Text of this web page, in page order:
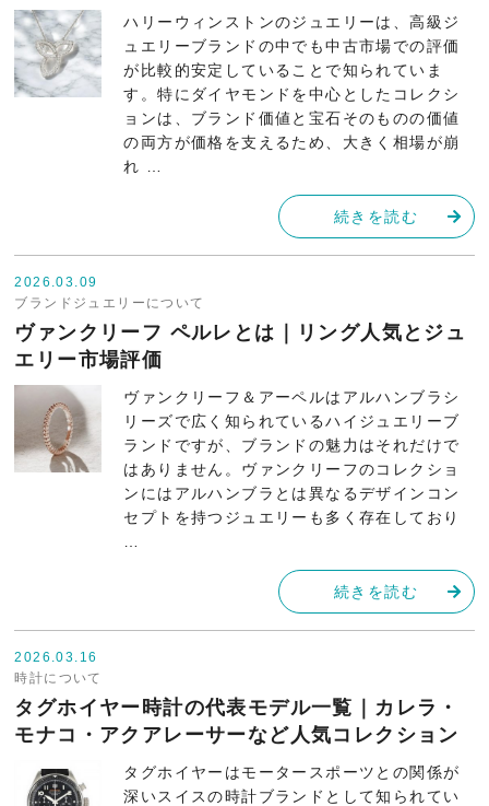
ハリーウィンストンのジュエリーは、高級ジ
ュエリーブランドの中でも中古市場での評価
が比較的安定していることで知られていま
す。特にダイヤモンドを中心としたコレクシ
ョンは、ブランド価値と宝石そのものの価値
の両方が価格を支えるため、大きく相場が崩
れ …
続きを読む
2026.03.09
ブランドジュエリーについて
ヴァンクリーフ ペルレとは｜リング人気とジュ
エリー市場評価
ヴァンクリーフ＆アーペルはアルハンブラシ
リーズで広く知られているハイジュエリーブ
ランドですが、ブランドの魅力はそれだけで
はありません。ヴァンクリーフのコレクショ
ンにはアルハンブラとは異なるデザインコン
セプトを持つジュエリーも多く存在しており
続きを読む
2026.03.16
時計について
タグホイヤー時計の代表モデル一覧｜カレラ・
モナコ・アクアレーサーなど人気コレクション
タグホイヤーはモータースポーツとの関係が
深いスイスの時計ブランドとして知られてい